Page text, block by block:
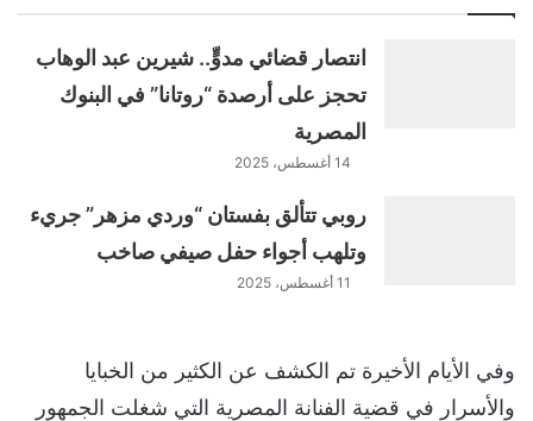
انتصار قضائي مدوٍّ.. شيرين عبد الوهاب
تحجز على أرصدة “روتانا” في البنوك
المصرية
14 أغسطس، 2025
روبي تتألق بفستان “وردي مزهر” جريء
وتلهب أجواء حفل صيفي صاخب
11 أغسطس، 2025
وفي الأيام الأخيرة تم الكشف عن الكثير من الخبايا
والأسرار في قضية الفنانة المصرية التي شغلت الجمهور